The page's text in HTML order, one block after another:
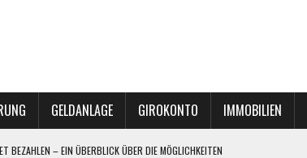
GELDANLAGE GIROKONTO IMMOBILIEN
BEZAHLEN – EIN ÜBERBLICK ÜBER DIE MÖGLICHKEITEN